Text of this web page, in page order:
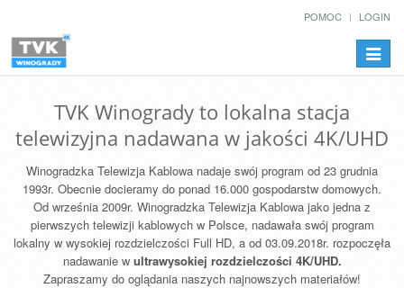
POMOC LOGIN
TVK Winogrady to lokalna stacja
telewizyjna nadawana w jakości 4K/UHD
Winogradzka Telewizja Kablowa nadaje swój program od 23 grudnia
1993r. Obecnie docieramy do ponad 16.000 gospodarstw domowych.
Od września 2009r. Winogradzka Telewizja Kablowa jako jedna z
pierwszych telewizji kablowych w Polsce, nadawała swój program
lokalny w wysokiej rozdzielczości Full HD, a od 03.09.2018r. rozpoczęła
nadawanie w ultrawysokiej rozdzielczości 4K/UHD.
Zapraszamy do oglądania naszych najnowszych materiałów!